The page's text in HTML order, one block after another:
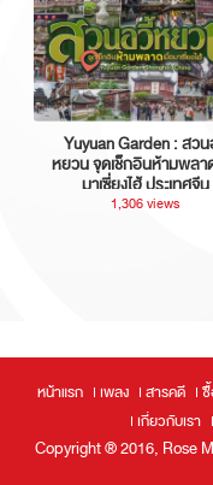
Yuyuan Garden : สว
หยวน จุดเช็กอินห้ามพลา
มาเซี่ยงไฮ้ ประเทศจีน
1,306 views
หน้าแรก เพลง สารคดี
เกี่ยวกับเรา
Copyright ® 2016, Rose